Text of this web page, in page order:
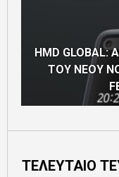
HMD
ΤΟΥ ΝΕΟΥ
ΤΕΛΕΥΤΑΙΟ